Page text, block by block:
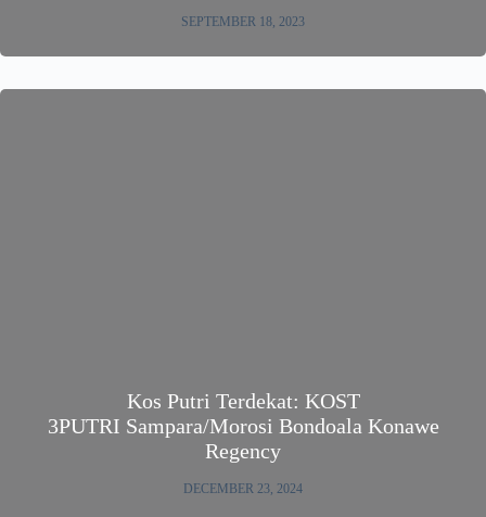
SEPTEMBER 18, 2023
Kos Putri Terdekat: KOST
3PUTRI Sampara/Morosi Bondoala Konawe
Regency
DECEMBER 23, 2024